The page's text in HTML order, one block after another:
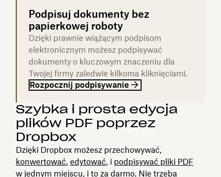
Podpisuj dokumenty bez
papierkowej roboty
Dzięki prawnie wiążącym podpisom
elektronicznym możesz podpisywać
dokumenty o kluczowym znaczeniu dla
Twojej firmy zaledwie kilkoma kliknięciami.
Rozpocznij podpisywanie
Szybka i prosta edycja
plików PDF poprzez
Dropbox
Dzięki Dropbox możesz przechowywać,
konwertować, edytować, i podpisywać pliki PDF
w jednym miejscu, i to za darmo. Nie trzeba